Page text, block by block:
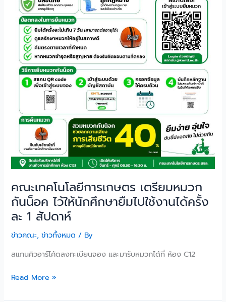
คณะเทคโนโลยีการเกษตร เตรียมหมวก
กันน็อค ไว้ให้นักศึกษายืมไปใช้งานได้ครั้ง
ละ 1 สัปดาห์
ข่าวคณะ,ข่าวทั้งหมด / By
สแกนคิวอาร์โค้ดลงทะเบียนจอง และมารับหมวกได้ที่ ห้อง C12
นักศึกษา
งาน
Read More »